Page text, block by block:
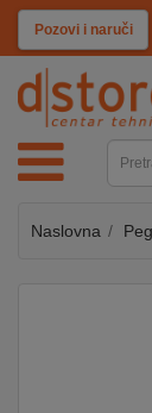
Pozovi i naruči
KATEGORIJE
TV
SAT
MOBILNI
Naslovna